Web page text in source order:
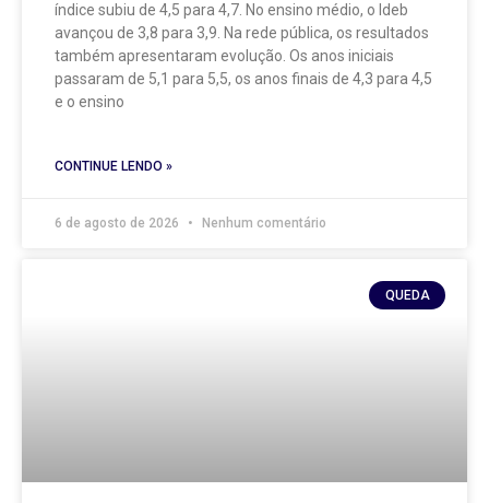
índice subiu de 4,5 para 4,7. No ensino médio, o Ideb
avançou de 3,8 para 3,9. Na rede pública, os resultados
também apresentaram evolução. Os anos iniciais
passaram de 5,1 para 5,5, os anos finais de 4,3 para 4,5
e o ensino
CONTINUE LENDO »
6 de agosto de 2026 Nenhum comentário
QUEDA